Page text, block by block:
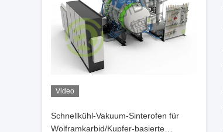
Video
Schnellkühl-Vakuum-Sinterofen für
Wolframkarbid/Kupfer-basierte